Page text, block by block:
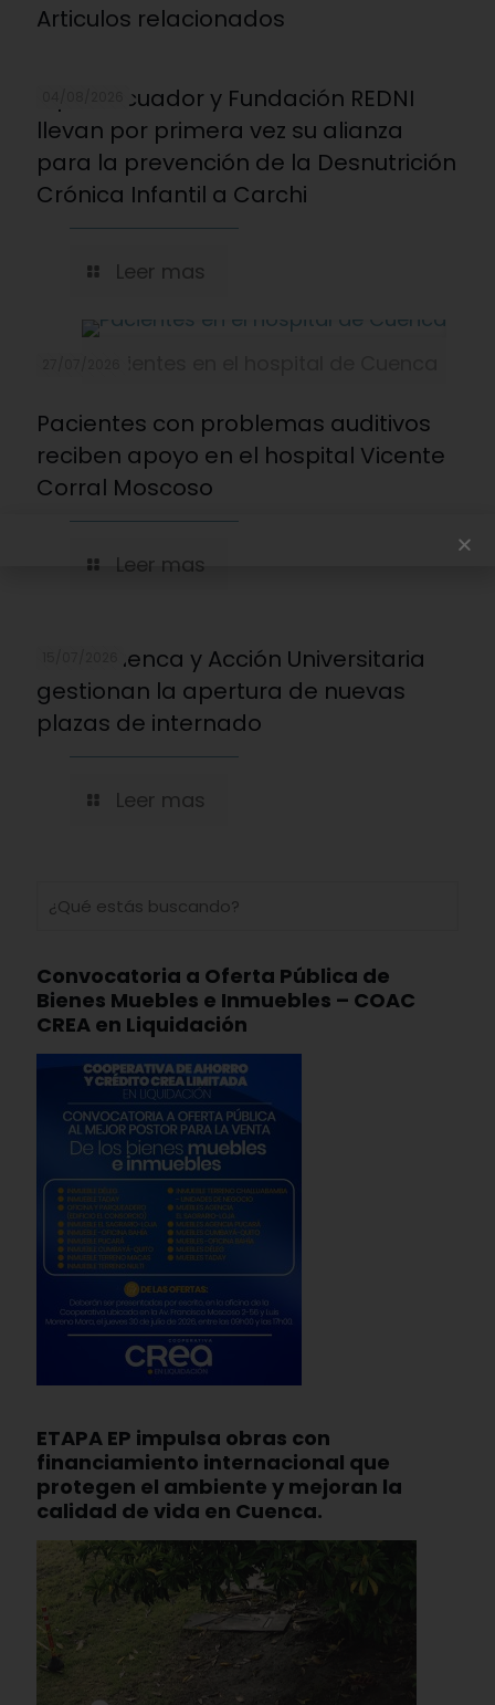
Articulos relacionados
Alpina Ecuador y Fundación REDNI
llevan por primera vez su alianza
para la prevención de la Desnutrición
Crónica Infantil a Carchi
Leer mas
Pacientes con problemas auditivos
reciben apoyo en el hospital Vicente
Corral Moscoso
Leer mas
U. de Cuenca y Acción Universitaria
gestionan la apertura de nuevas
plazas de internado
Leer mas
Convocatoria a Oferta Pública de
Bienes Muebles e Inmuebles – COAC
CREA en Liquidación
ETAPA EP impulsa obras con
financiamiento internacional que
protegen el ambiente y mejoran la
calidad de vida en Cuenca.